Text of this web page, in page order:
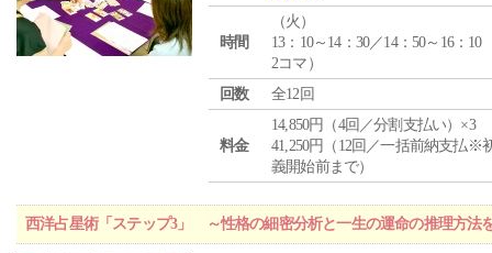
時間
（火 ）
13：10～14：30／14：50～16：10
2コマ）
回数
全12回
料金
14,850円（4回／分割支払い）×3
41,250円（12回／一括前納支払※
義開始前まで）
西洋占星術「ステップ3」 ～性格の細密分析と一生の運命の推理方法